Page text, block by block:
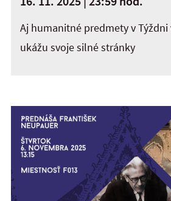
Aj humanitné predmety v
ukážu svoje silné stránky